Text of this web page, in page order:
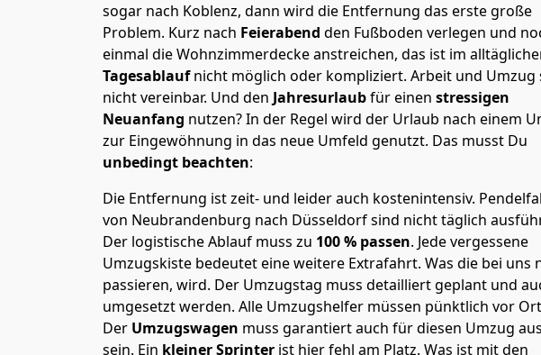
sogar nach Koblenz, dann wird die Entfernung das erste große
Problem. Kurz nach Feierabend den Fußboden verlegen und
einmal die Wohnzimmerdecke anstreichen, das ist im
Tagesablaufnicht möglich oder kompliziert. Arbeit und Umzug
nicht vereinbar. Und den Jahresurlaubfür einen stressigen
Neuanfang nutzen? In der Regel wird der Urlaub nach einem
zur Eingewöhnung in das neue Umfeld genutzt. Das musst Du
unbedingt beachten:
Die Entfernung ist zeit- und leider auch kostenintensiv.
von Neubrandenburg nach Düsseldorf sind nicht täglich
Der logistische Ablauf muss zu 100 % passen. Jede vergessene
Umzugskiste bedeutet eine weitere Extrafahrt. Was die bei uns
passieren, wird. Der Umzugstag muss detailliert geplant und
umgesetzt werden. Alle Umzugshelfer müssen pünktlich vor
Der Umzugswagen muss garantiert auch für diesen Umzug
sein. Ein kleiner Sprinter ist hier fehl am Platz. Was ist mit den